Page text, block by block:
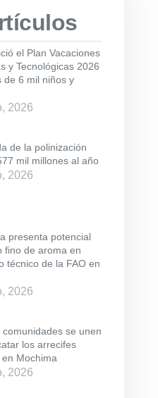
el Plan Vacaciones
y Tecnológicas 2026
de 6 mil niños y
2026
de la polinización
mil millones al año
2026
presenta potencial
fino de aroma en
técnico de la FAO en
2026
comunidades se unen
los arrecifes
Mochima
2026